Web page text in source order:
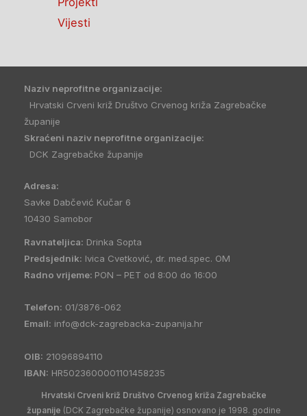
Vijesti
Naziv neprofitne organizacije:
Hrvatski Crveni križ Društvo Crvenog križa Zagrebačke
županije
Skraćeni naziv neprofitne organizacije:
DCK Zagrebačke županije
Adresa:
Savke Dabčević Kučar 6
10430 Samobor
Ravnateljica: Drinka Sopta
Predsjednik: Ivica Cvetković, dr. med.spec. OM
Radno vrijeme: PON – PET od 8:00 do 16:00
Telefon: 01/3876-062
Email: info@dck-zagrebacka-zupanija.hr
OIB: 21096894110
IBAN: HR5023600001101458235
Hrvatski Crveni križ Društvo Crvenog križa Zagrebačke
županije (DCK Zagrebačke županije) osnovano je 1998. godine